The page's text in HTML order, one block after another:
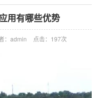
用有哪些优势
：admin 点击： 197次